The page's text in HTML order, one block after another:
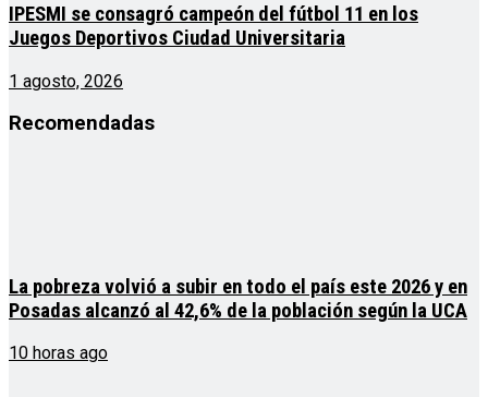
IPESMI se consagró campeón del fútbol 11 en los
Juegos Deportivos Ciudad Universitaria
1 agosto, 2026
Recomendadas
La pobreza volvió a subir en todo el país este 2026 y en
Posadas alcanzó al 42,6% de la población según la UCA
10 horas ago